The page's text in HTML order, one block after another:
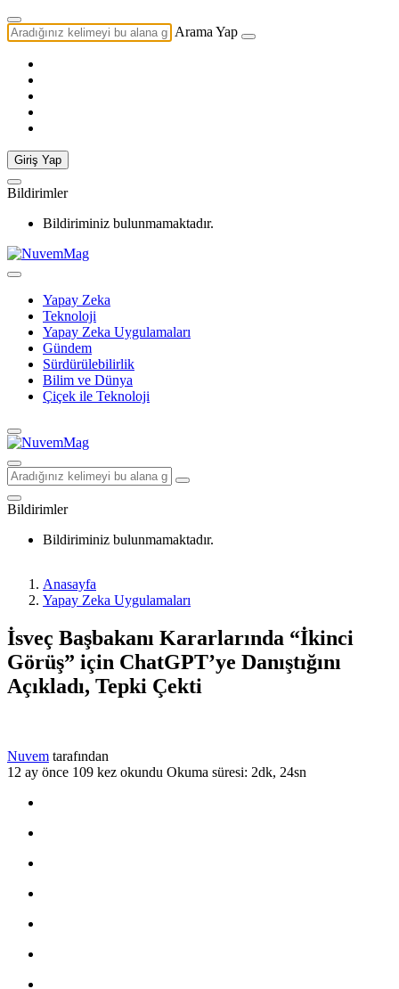
Arama Yap
Giriş Yap
Bildirimler
Bildiriminiz bulunmamaktadır.
Yapay Zeka
Teknoloji
Yapay Zeka Uygulamaları
Gündem
Sürdürülebilirlik
Bilim ve Dünya
Çiçek ile Teknoloji
Bildirimler
Bildiriminiz bulunmamaktadır.
Anasayfa
Yapay Zeka Uygulamaları
İsveç Başbakanı Kararlarında “İkinci
Görüş” için ChatGPT’ye Danıştığını
Açıkladı, Tepki Çekti
Nuvem tarafından
12 ay önce 109 kez okundu Okuma süresi: 2dk, 24sn